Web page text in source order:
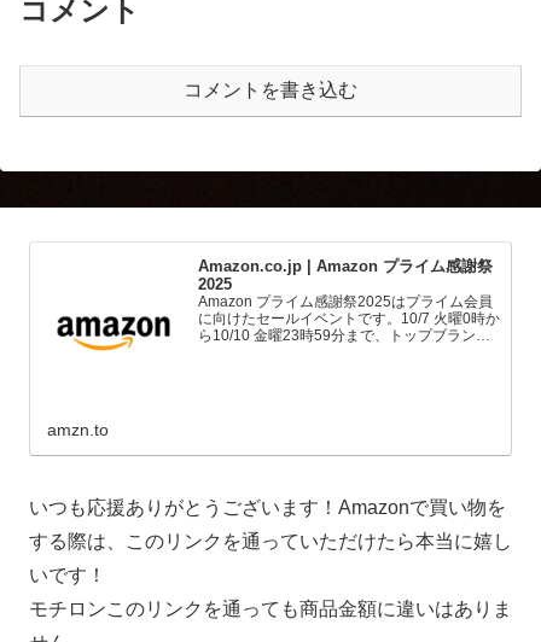
コメント
コメントを書き込む
Amazon.co.jp | Amazon プライム感謝祭
2025
Amazon プライム感謝祭2025はプライム会員
に向けたセールイベントです。10/7 火曜0時か
ら10/10 金曜23時59分まで、トップブランド
amzn.to
いつも応援ありがとうございます！Amazonで買い物を
する際は、このリンクを通っていただけたら本当に嬉し
いです！
モチロンこのリンクを通っても商品金額に違いはありま